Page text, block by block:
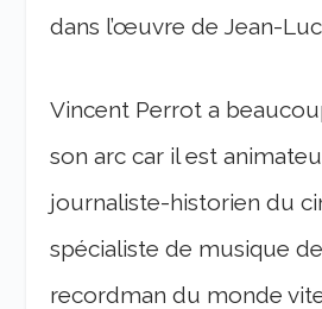
dans l’œuvre de Jean-
Vincent Perrot a
son arc car il est
journaliste-historien du
spécialiste de musique
recordman du monde